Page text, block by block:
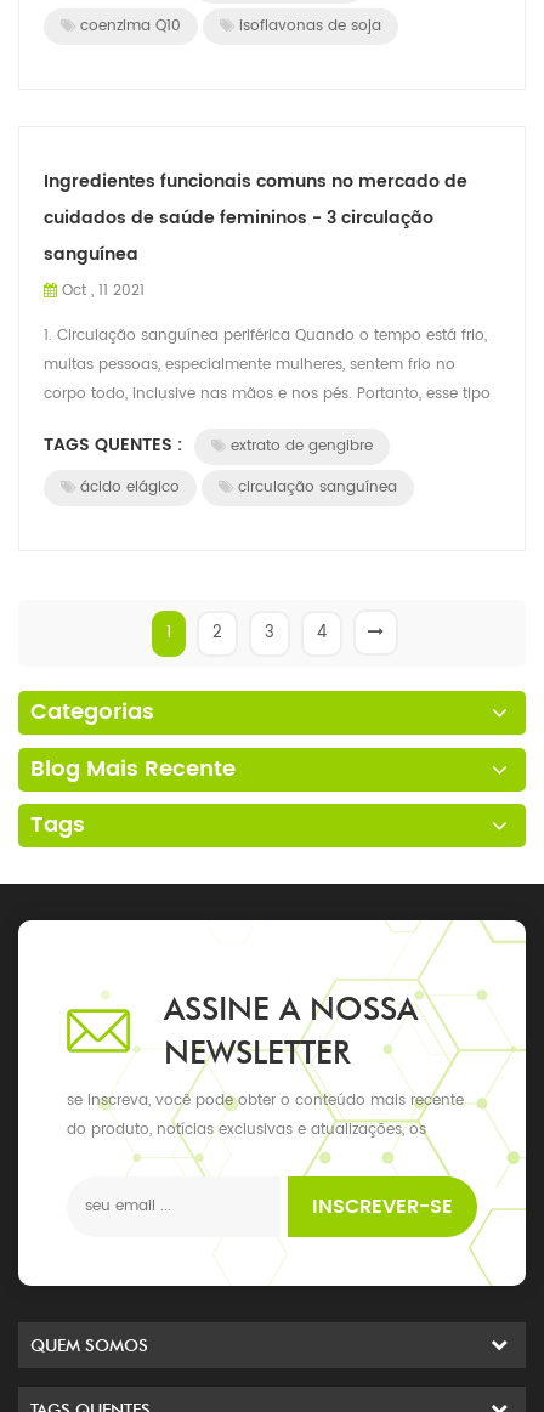
coenzima Q10
isoflavonas de soja
Ingredientes funcionais comuns no mercado de
cuidados de saúde femininos - 3 circulação
sanguínea
Oct , 11 2021
1. Circulação sanguínea periférica Quando o tempo está frio,
muitas pessoas, especialmente mulheres, sentem frio no
corpo todo, inclusive nas mãos e nos pés. Portanto, esse tipo
TAGS QUENTES :
extrato de gengibre
ácido elágico
circulação sanguínea
1 2 3 4
Categorias
Blog Mais Recente
Tags
ASSINE A NOSSA
NEWSLETTER
se inscreva, você pode obter o conteúdo mais recente
do produto, notícias exclusivas e atualizações, os
últimos eventos locais
INSCREVER-SE
QUEM SOMOS